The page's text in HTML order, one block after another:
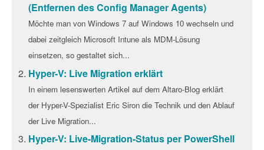
(Entfernen des Config Manager Agents)
Möchte man von Windows 7 auf Windows 10 wechseln und
dabei zeitgleich Microsoft Intune als MDM-Lösung
einsetzen, so gestaltet sich...
Hyper-V: Live Migration erklärt
In einem lesenswerten Artikel auf dem Altaro-Blog erklärt
der Hyper-V-Spezialist Eric Siron die Technik und den Ablauf
der Live Migration...
Hyper-V: Live-Migration-Status per PowerShell